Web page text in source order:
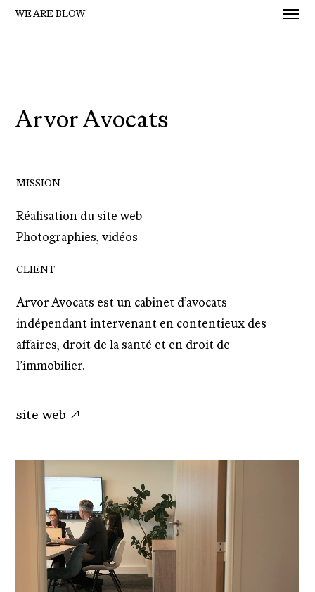
SkipWE ARE BLOW
Menu
Arvor Avocats
MISSION
Réalisation du site web
Photographies, vidéos
CLIENT
Arvor Avocats est un cabinet d’avocats
indépendant intervenant en contentieux des
affaires, droit de la santé et en droit de
l’immobilier.
site web